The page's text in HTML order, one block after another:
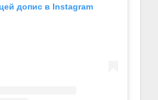
допис в Instagram